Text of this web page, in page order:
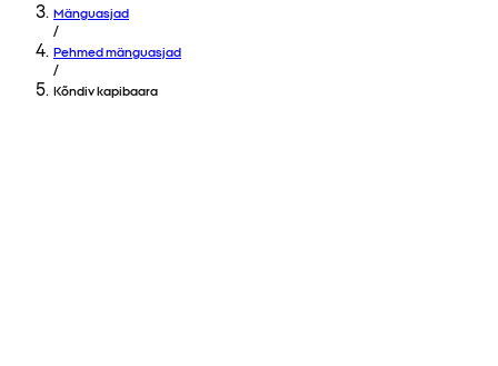
Mänguasjad
/
Pehmed mänguasjad
/
Kõndiv kapibaara